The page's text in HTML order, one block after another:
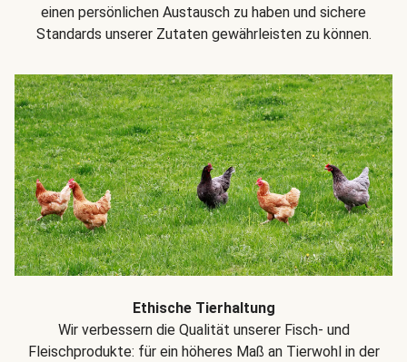
einen persönlichen Austausch zu haben und sichere
Standards unserer Zutaten gewährleisten zu können.
Ethische Tierhaltung
Wir verbessern die Qualität unserer Fisch- und
Fleischprodukte: für ein höheres Maß an Tierwohl in der